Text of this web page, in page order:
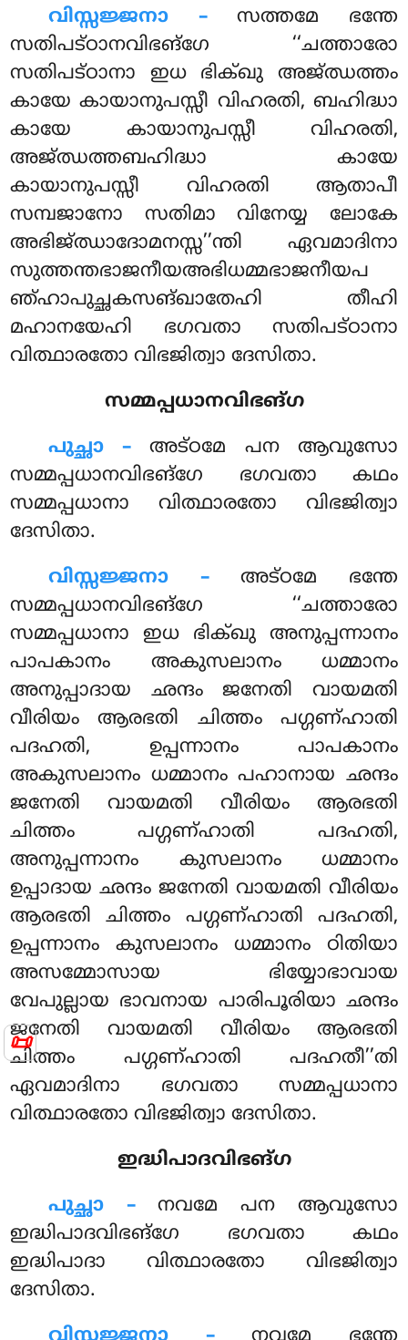
📜
വിസ്സജ്ജനാ –സത്തമേ ഭന്തേ
സതിപട്ഠാനവിഭങ്ഗേ ‘‘ചത്താരോ
സതിപട്ഠാനാ ഇധ ഭിക്ഖു അജ്ഝത്തം
കായേ കായാനുപസ്സീ വിഹരതി, ബഹിദ്ധാ
കായേ കായാനുപസ്സീ വിഹരതി,
അജ്ഝത്തബഹിദ്ധാ കായേ
കായാനുപസ്സീ വിഹരതി ആതാപീ
സമ്പജാനോ സതിമാ വിനേയ്യ ലോകേ
അഭിജ്ഝാദോമനസ്സ’’ന്തി ഏവമാദിനാ
സുത്തന്തഭാജനീയഅഭിധമ്മഭാജനീയപ
ഞ്ഹാപുച്ഛകസങ്ഖാതേഹി തീഹി
മഹാനയേഹി ഭഗവതാ സതിപട്ഠാനാ
വിത്ഥാരതോ വിഭജിത്വാ ദേസിതാ.
സമ്മപ്പധാനവിഭങ്ഗ
പുച്ഛാ – അട്ഠമേ പന ആവുസോ
സമ്മപ്പധാനവിഭങ്ഗേ ഭഗവതാ കഥം
സമ്മപ്പധാനാ വിത്ഥാരതോ വിഭജിത്വാ
ദേസിതാ.
വിസ്സജ്ജനാ –അട്ഠമേ ഭന്തേ
സമ്മപ്പധാനവിഭങ്ഗേ ‘‘ചത്താരോ
സമ്മപ്പധാനാ ഇധ ഭിക്ഖു അനുപ്പന്നാനം
പാപകാനം അകുസലാനം ധമ്മാനം
അനുപ്പാദായ ഛന്ദം ജനേതി വായമതി
വീരിയം ആരഭതി ചിത്തം പഗ്ഗണ്ഹാതി
പദഹതി, ഉപ്പന്നാനം പാപകാനം
അകുസലാനം ധമ്മാനം പഹാനായ ഛന്ദം
ജനേതി വായമതി വീരിയം ആരഭതി
ചിത്തം പഗ്ഗണ്ഹാതി പദഹതി,
അനുപ്പന്നാനം കുസലാനം ധമ്മാനം
ഉപ്പാദായ ഛന്ദം ജനേതി വായമതി വീരിയം
ആരഭതി ചിത്തം പഗ്ഗണ്ഹാതി പദഹതി,
ഉപ്പന്നാനം കുസലാനം ധമ്മാനം ഠിതിയാ
അസമ്മോസായ ഭിയ്യോഭാവായ
വേപുല്ലായ ഭാവനായ പാരിപൂരിയാ ഛന്ദം
ജനേതി വായമതി വീരിയം ആരഭതി
ചിത്തം പഗ്ഗണ്ഹാതി പദഹതീ’’തി
ഏവമാദിനാ ഭഗവതാ സമ്മപ്പധാനാ
വിത്ഥാരതോ വിഭജിത്വാ ദേസിതാ.
ഇദ്ധിപാദവിഭങ്ഗ
പുച്ഛാ –നവമേപന ആവുസോ
ഇദ്ധിപാദവിഭങ്ഗേ ഭഗവതാ കഥം
ഇദ്ധിപാദാ വിത്ഥാരതോ വിഭജിത്വാ
ദേസിതാ.